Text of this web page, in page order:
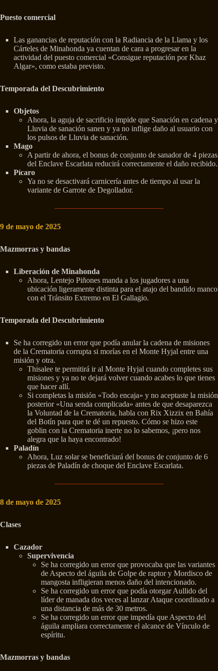
Puesto comercial
Las ganancias de reputación con la Radiancia de la Llama y los
Cárteles de Minahonda ya cuentan de cara a progresar en la
actividad del puesto comercial «Consigue reputación por Khaz
Algar», como estaba previsto.
Temporada del Descubrimiento
Objetos
Ahora, la aguja de sacrificio impide que Sanación en cadena y
Lluvia de sanación sanen y ya no inflige daño al usuario con
los pulsos de Lluvia de sanación.
Mago
A partir de ahora, el bonus de conjunto de sanador de 4 piezas
del Enclave Escarlata reducirá correctamente el daño recibido.
Pícaro
Ya no se desactivará carnicería antes de tiempo al usar la
variante de Garrote de Degollador.
9 de mayo de 2025
Mazmorras y bandas
Liberación de Minahonda
Ahora, Lentejo Piñones manda a los jugadores a una
ubicación ligeramente distinta para el atajo del bandido manco
con el Tránsito Extremo en El Gallagio.
Temporada del Descubrimiento
Se ha corregido un error que podía anular la cadena de misiones
de la Crematoria corrupta si morías en el Monte Hyjal entre una
misión y otra.
Thisalee te permitirá ir al Monte Hyjal cuando completes sus
misiones y ya no te dejará volver cuando acabes lo que tienes
que hacer allí.
Si completas la misión «Todo encaja» y no aceptaste la misión
posterior «Una senda complicada» antes de que desaparezca
la Voluntad de la Crematoria, habla con Rix Xizzix en Bahía
del Botín para que te dé un repuesto. Cómo se hizo este
goblin con la Crematoria inerte no lo sabemos, ¡pero nos
alegra que la haya encontrado!
Paladín
Ahora, Luz solar se beneficiará del bonus de conjunto de 6
piezas de Paladín de choque del Enclave Escarlata.
8 de mayo de 2025
Clases
Cazador
Supervivencia
Se ha corregido un error que provocaba que las variantes
de Aspecto del águila de Golpe de raptor y Mordisco de
mangosta infligieran menos daño del intencionado.
Se ha corregido un error que podía otorgar Aullido del
líder de manada dos veces al lanzar Ataque coordinado a
una distancia de más de 30 metros.
Se ha corregido un error que impedía que Aspecto del
águila ampliara correctamente el alcance de Vínculo de
espíritu.
Mazmorras y bandas